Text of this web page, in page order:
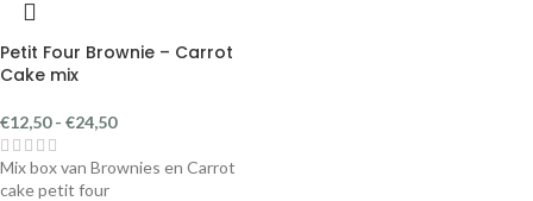
Petit Four Brownie – Carrot
Cake mix
€12,50 - €24,50
Mix box van Brownies en Carrot
cake petit four